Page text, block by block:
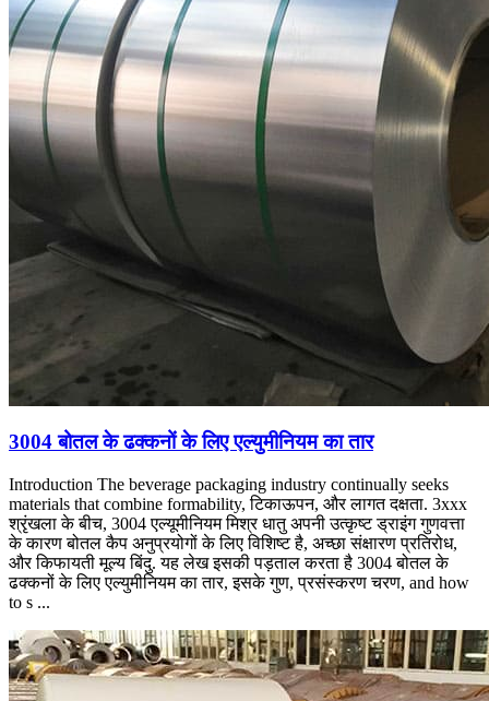
3004 बोतल के ढक्कनों के लिए एल्युमीनियम का तार
Introduction The beverage packaging industry continually seeks
materials that combine formability, टिकाऊपन, और लागत दक्षता. 3xxx
श्रृंखला के बीच, 3004 एल्यूमीनियम मिश्र धातु अपनी उत्कृष्ट ड्राइंग गुणवत्ता
के कारण बोतल कैप अनुप्रयोगों के लिए विशिष्ट है, अच्छा संक्षारण प्रतिरोध,
और किफायती मूल्य बिंदु. यह लेख इसकी पड़ताल करता है 3004 बोतल के
ढक्कनों के लिए एल्युमीनियम का तार, इसके गुण, प्रसंस्करण चरण, and how
to s ...